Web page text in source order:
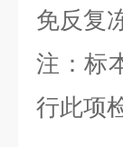
免反复
注：标
行此项